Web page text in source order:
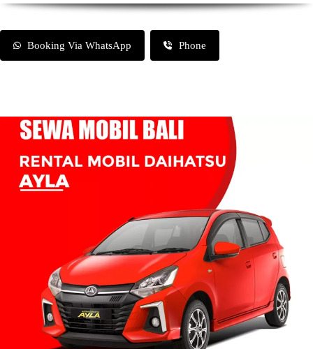
Booking Via WhatsApp Phone